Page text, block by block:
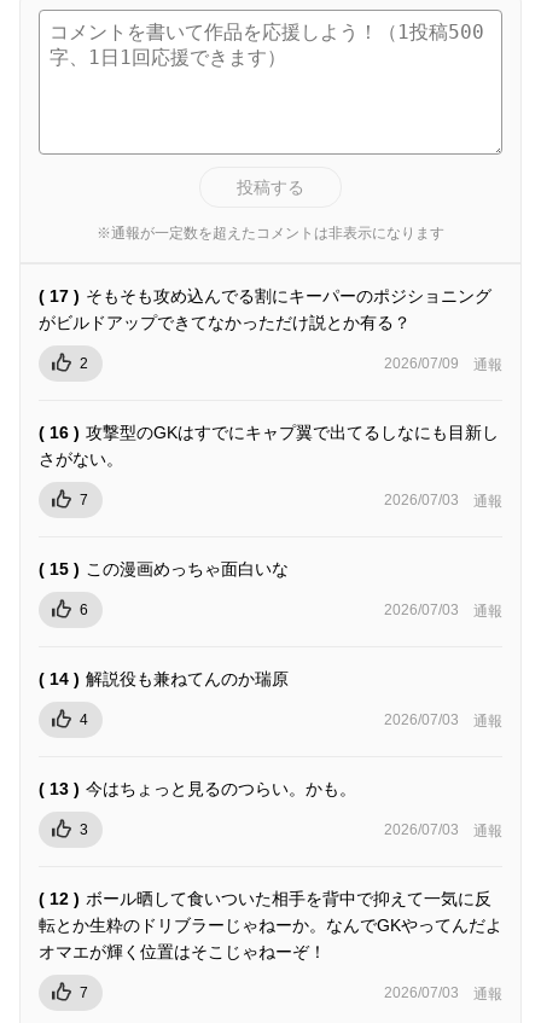
投稿する
※通報が一定数を超えたコメントは非表示になります
( 17 ) そもそも攻め込んでる割にキーパーのポジショニング
がビルドアップできてなかっただけ説とか有る？
2 2026/07/09 通報
( 16 ) 攻撃型のGKはすでにキャプ翼で出てるしなにも目新し
さがない。
7 2026/07/03 通報
( 15 ) この漫画めっちゃ面白いな
6 2026/07/03 通報
( 14 ) 解説役も兼ねてんのか瑞原
4 2026/07/03 通報
( 13 ) 今はちょっと見るのつらい。かも。
3 2026/07/03 通報
( 12 ) ボール晒して食いついた相手を背中で抑えて一気に反
転とか生粋のドリブラーじゃねーか。なんでGKやってんだよ
オマエが輝く位置はそこじゃねーぞ！
7 2026/07/03 通報